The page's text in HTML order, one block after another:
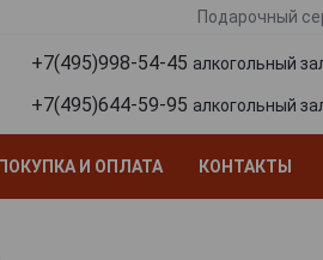
Подарочный
+7(495)998-54-45 алкогольный
+7(495)644-59-95 алкогольный
ПОКУПКА И ОПЛАТА КОНТАКТЫ